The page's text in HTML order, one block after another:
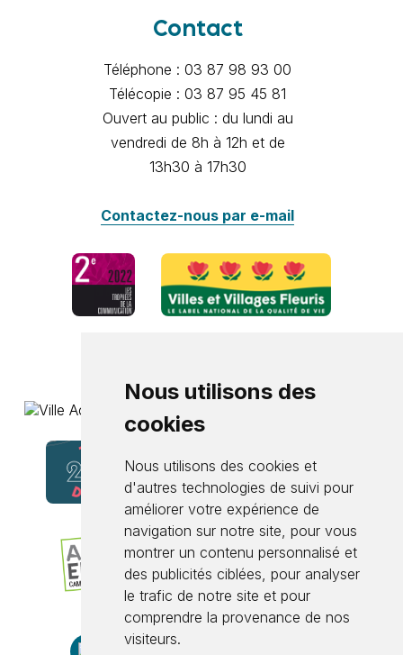
Nous utilisons des
cookies
Nous utilisons des cookies et
d'autres technologies de suivi pour
améliorer votre expérience de
navigation sur notre site, pour vous
montrer un contenu personnalisé et
des publicités ciblées, pour analyser
le trafic de notre site et pour
comprendre la provenance de nos
visiteurs.
Contact
Téléphone : 03 87 98 93 00
Télécopie : 03 87 95 45 81
Ouvert au public : du lundi au
vendredi de 8h à 12h et de
13h30 à 17h30
Contactez-nous par e-mail